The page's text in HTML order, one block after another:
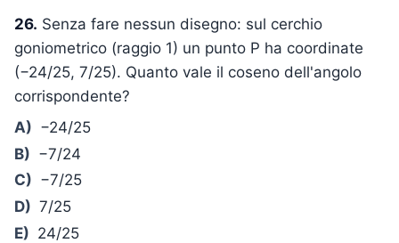
26. Senza fare nessun disegno: sul cerchio
goniometrico (raggio 1) un punto P ha coordinate
(−24/25, 7/25). Quanto vale il coseno dell'angolo
corrispondente?
A) −24/25
B) −7/24
C) −7/25
D) 7/25
E) 24/25